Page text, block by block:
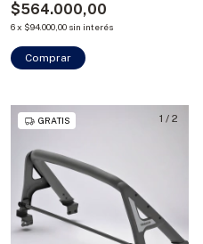
$564.000,00
6x $94.000,00 sin interés
1 / 2
GRATIS